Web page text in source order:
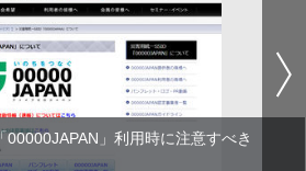
」利用時に注意すべき